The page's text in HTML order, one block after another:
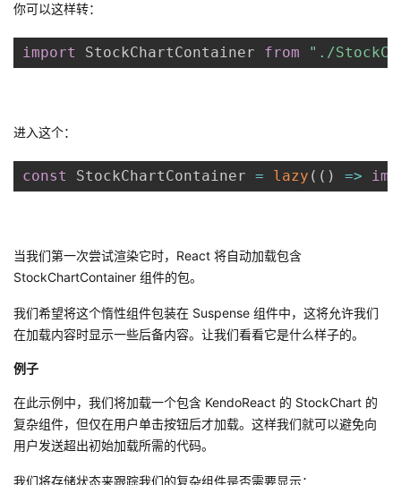
证
实
的
持
建
你可以这样转：
import StockChartContainer from "./
进入这个：
const StockChartContainer = lazy ( ( ) =>
当我们第一次尝试渲染它时，React 将自动加载包含
StockChartContainer 组件的包。
我们希望将这个惰性组件包装在 Suspense 组件中，这将允许我们
在加载内容时显示一些后备内容。让我们看看它是什么样子的。
例子
在此示例中，我们将加载一个包含 KendoReact 的 StockChart 的
复杂组件，但仅在用户单击按钮后才加载。这样我们就可以避免向
用户发送超出初始加载所需的代码。
我们将存储状态来跟踪我们的复杂组件是否需要显示：